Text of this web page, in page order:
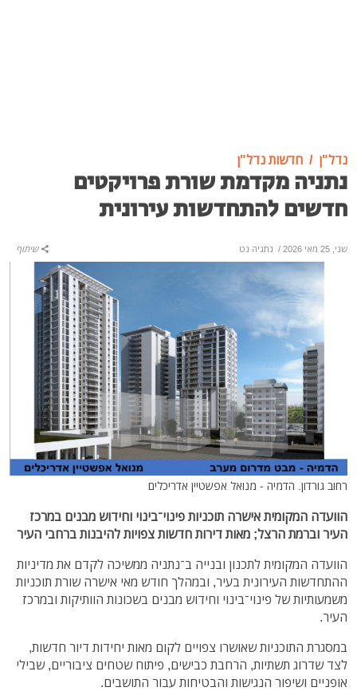
נדל"ן חדשות נדל"ן
נתניה מקדמת שורת פרויקטים
חדשים להתחדשות עירונית
שני, 25 מאי 2026 / נתניה נט שיתוף
רחוב גורדון. הדמיה - מנואל אפשטיין אדריכלים
הוועדה המקומית אישרה תוכניות פינוי־בינוי וחידוש מבנים במרכז
העיר וברמת הרצל; מאות דירות חדשות צפויות להיבנות ברחבי העיר
הוועדה המקומית לתכנון ובנייה ב־נתניה ממשיכה לקדם את מדיניות
ההתחדשות העירונית בעיר, ובמהלך חודש מאי אישרה שורת תוכניות
משמעותיות של פינוי־בינוי וחידוש מבנים בשכונות הוותיקות ובמרכז
העיר.
במסגרת התוכניות שאושרו צפויים לקום מאות יחידות דיור חדשות,
לצד שדרוג תשתיות, הרחבת כבישים, פיתוח שטחים ציבוריים, שבילי
אופניים ושיפור הנגישות והבטיחות עבור התושבים.